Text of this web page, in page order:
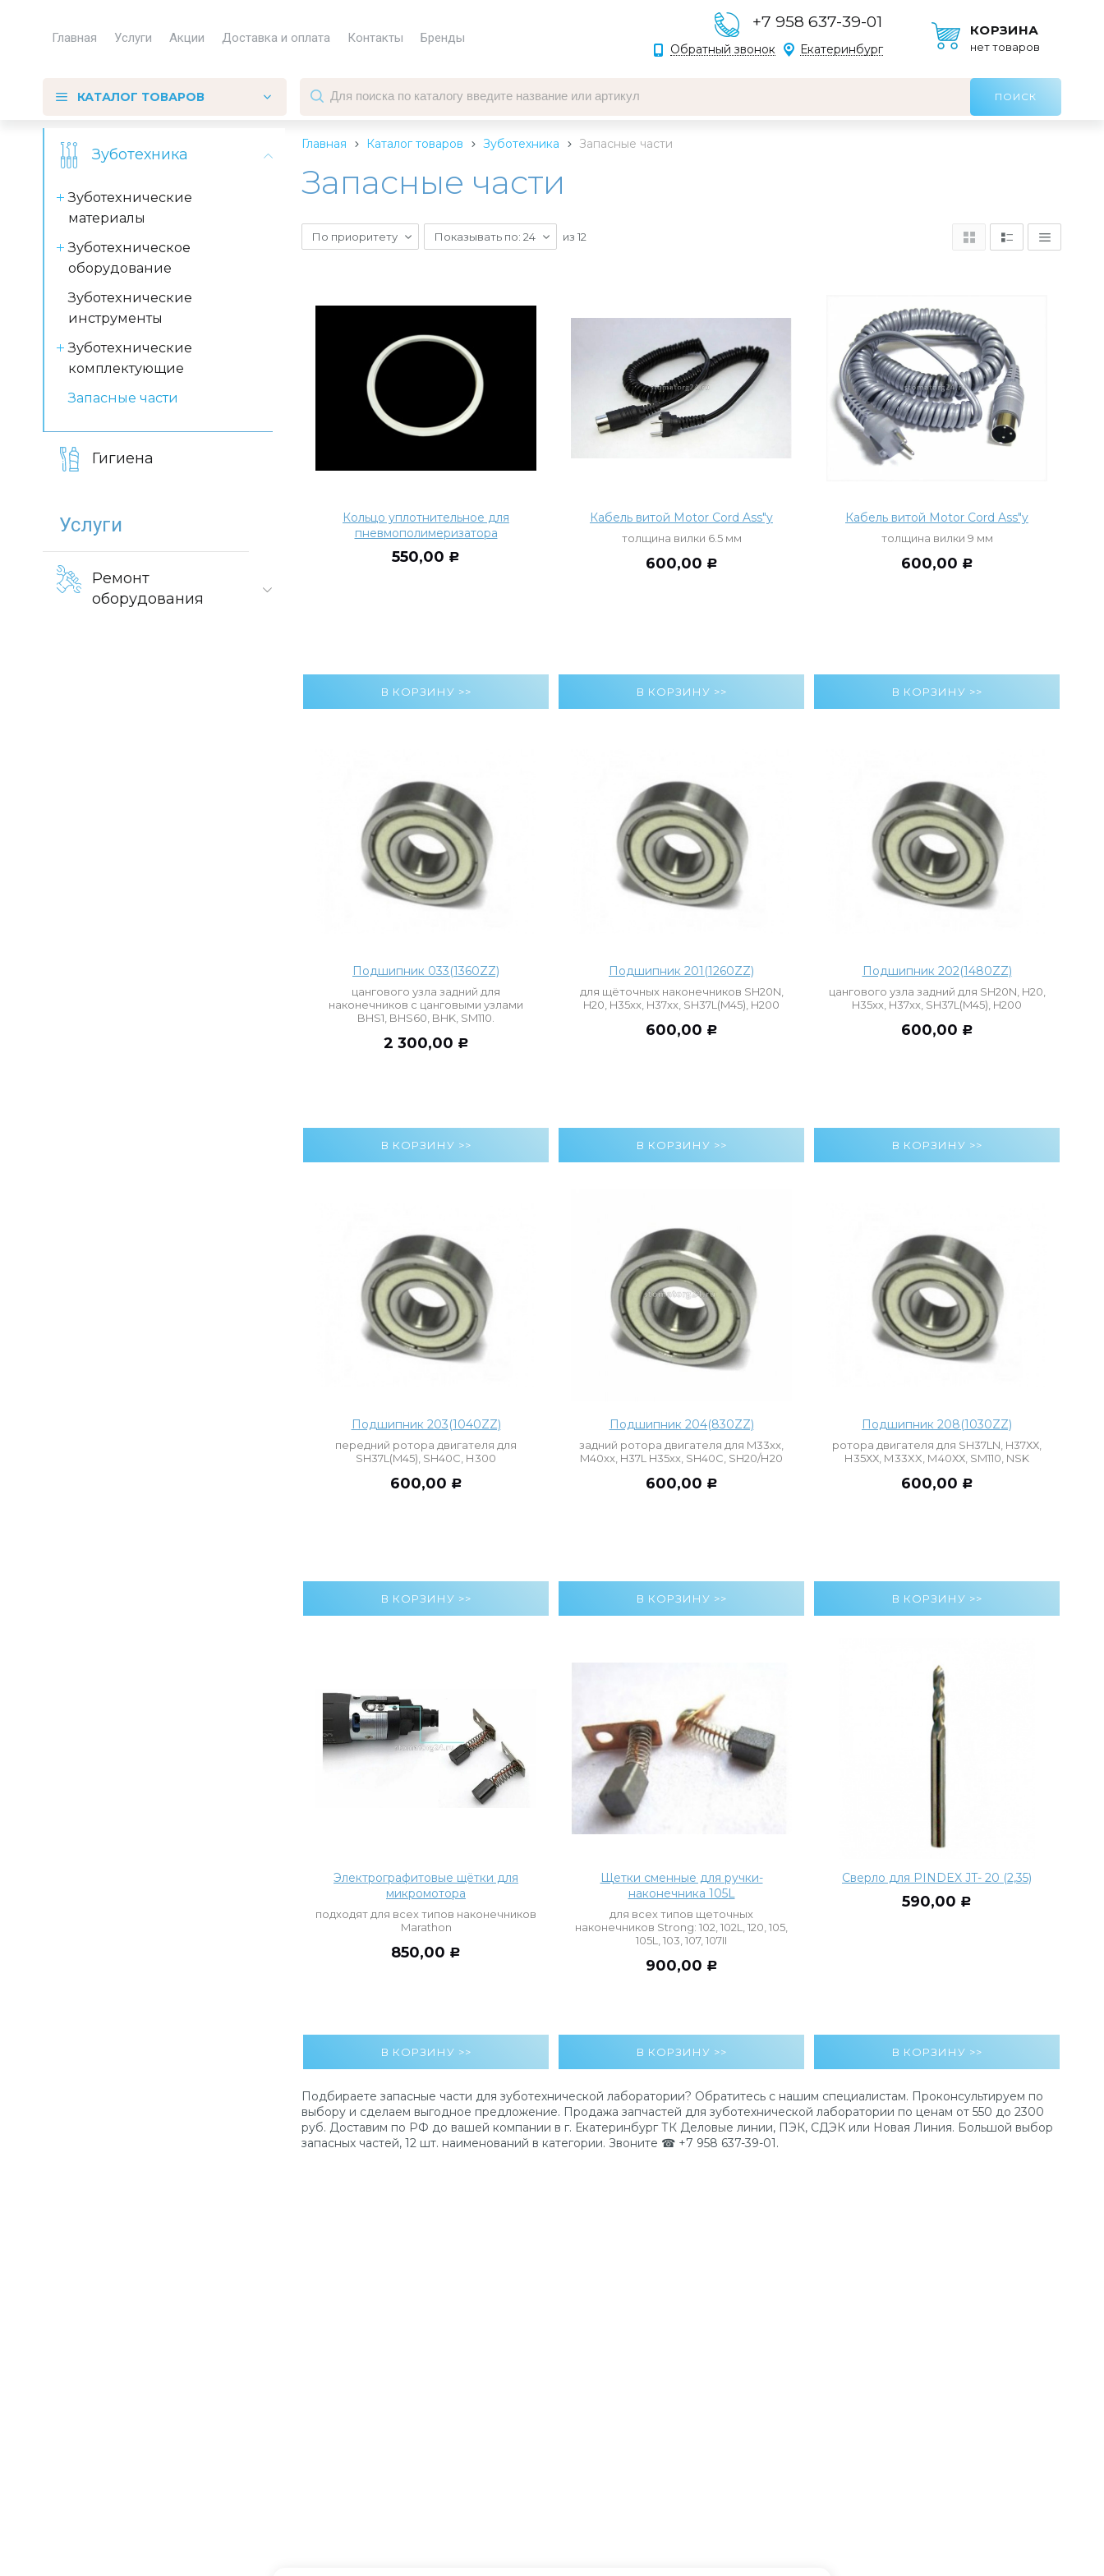
Главная Услуги Акции Доставка и оплата Контакты Бренды
+7 958 637-39-01
Обратный звонок Екатеринбург
КОРЗИНА
нет товаров
КАТАЛОГ ТОВАРОВ
Зуботехника
Зуботехнические
материалы
Зуботехническое
оборудование
Зуботехнические
инструменты
Зуботехнические
комплектующие
Запасные части
Гигиена
Услуги
Ремонт
оборудования
Главная Каталог товаров Зуботехника Запасные части
Запасные части
По приоритету Показывать по: 24 из 12
Кольцо уплотнительное для
пневмополимеризатора
550,00 Р
Кабель витой Motor Cord Ass"y
толщина вилки 6.5 мм
600,00 Р
Кабель витой Motor Cord Ass"y
толщина вилки 9 мм
600,00 Р
Подшипник 033(1360ZZ)
цангового узла задний для
наконечников с цанговыми узлами
BHS1, BHS60, BHK, SM110.
2 300,00 Р
Подшипник 201(1260ZZ)
для щёточных наконечников SH20N,
H20, H35xx, H37xx, SH37L(M45), H200
600,00 Р
Подшипник 202(1480ZZ)
цангового узла задний для SH20N, H20,
H35xx, H37xx, SH37L(M45), H200
600,00 Р
Подшипник 203(1040ZZ)
передний ротора двигателя для
SH37L(M45), SH40C, Н300
600,00 Р
Подшипник 204(830ZZ)
задний ротора двигателя для M33xx,
M40xx, H37L H35хх, SH40C, SH20/Н20
600,00 Р
Подшипник 208(1030ZZ)
ротора двигателя для SH37LN, H37ХХ,
Н35ХХ, М33XX, М40ХХ, SM110, NSK
600,00 Р
Электрографитовые щётки для
микромотора
подходят для всех типов наконечников
Marathon
850,00 Р
Щетки сменные для ручки-
наконечника 105L
для всех типов щеточных
наконечников Strong: 102, 102L, 120, 105,
105L, 103, 107, 107II
900,00 Р
Сверло для PINDEX JT- 20 (2,35)
590,00 Р
Подбираете запасные части для зуботехнической лаборатории? Обратитесь с нашим специалистам. Проконсультируем по
выбору и сделаем выгодное предложение. Продажа запчастей для зуботехнической лаборатории по ценам от 550 до 2300
руб. Доставим по РФ до вашей компании в г. Екатеринбург ТК Деловые линии, ПЭК, СДЭК или Новая Линия. Большой выбор
запасных частей, 12 шт. наименований в категории. Звоните ☎ +7 958 637-39-01.